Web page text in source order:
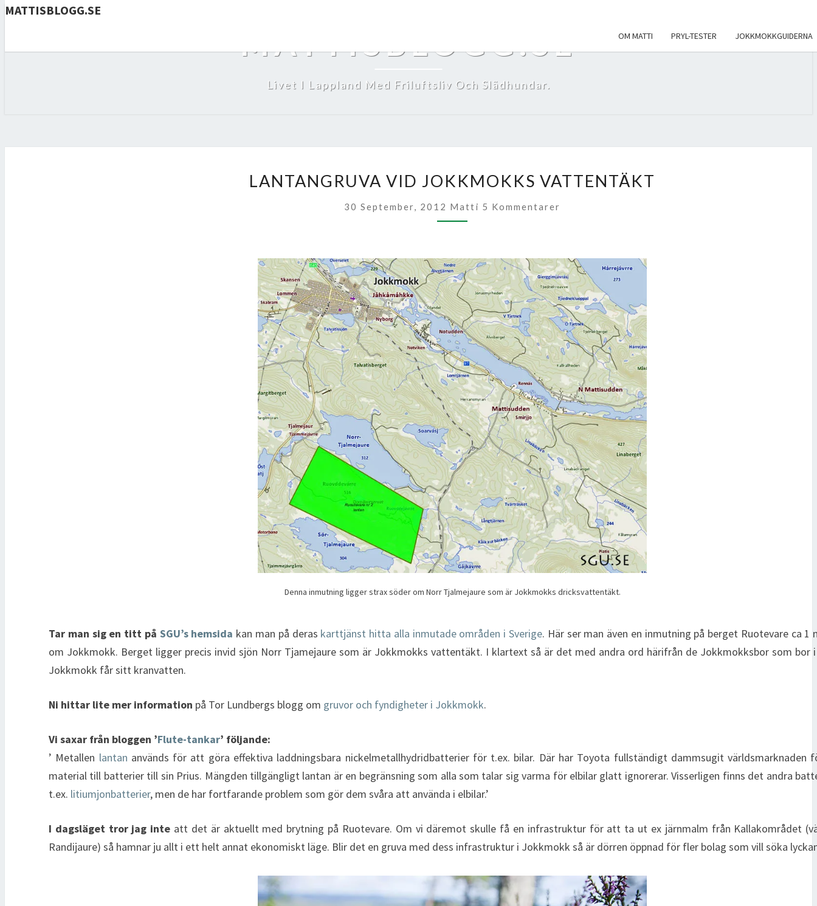
MATTISBLOGG.SE
OM MATTI PRYL-TESTER JOKKMOKKGUIDERNA
MATTISBLOGG.SE
Livet I Lappland Med Friluftsliv Och Slädhundar.
VID
JOKKMOKKS
VATTENTÄKT
LANTANGRUVA VID JOKKMOKKS VATTENTÄKT
30 September, 2012 Matti Kommentarer
5 Kommentarer
Denna inmutning ligger strax söder om Norr Tjalmejaure som är Jokkmokks dricksvattentäkt.
Tar man sig en titt på SGU’s hemsida kan man på deras karttjänst hitta alla inmutade områden i Sverige. Här ser man även en inmutning på berget Ruotevare ca 1
om Jokkmokk. Berget ligger precis invid sjön Norr Tjamejaure som är Jokkmokks vattentäkt. I klartext så är det med andra ord härifrån de Jokkmokksbor som bor
Jokkmokk får sitt kranvatten.
Ni hittar lite mer information på Tor Lundbergs blogg om gruvor och fyndigheter i Jokkmokk.
Vi saxar från bloggen ’Flute-tankar’ följande:
’ Metallen lantan används för att göra effektiva laddningsbara nickelmetallhydridbatterier för t.ex. bilar. Där har Toyota fullständigt dammsugit världsmarknaden
material till batterier till sin Prius. Mängden tillgängligt lantan är en begränsning som alla som talar sig varma för elbilar glatt ignorerar. Visserligen finns det andra
t.ex. litiumjonbatterier, men de har fortfarande problem som gör dem svåra att använda i elbilar.’
I dagsläget tror jag inte att det är aktuellt med brytning på Ruotevare. Om vi däremot skulle få en infrastruktur för att ta ut ex järnmalm från Kallakområdet
Randijaure) så hamnar ju allt i ett helt annat ekonomiskt läge. Blir det en gruva med dess infrastruktur i Jokkmokk så är dörren öppnad för fler bolag som vill söka